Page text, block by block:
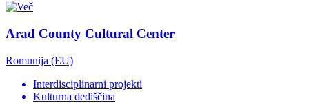
Arad County Cultural Center
Romunija (EU)
Interdisciplinarni projekti
Kulturna dediščina